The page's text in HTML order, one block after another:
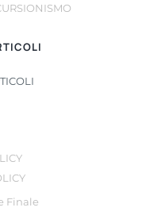
Finale